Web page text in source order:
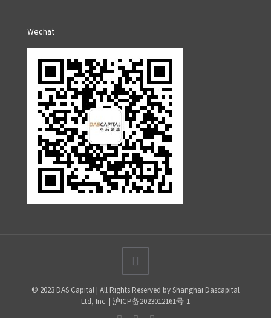
Wechat
© 2023 DAS Capital | All Rights Reserved by Shanghai Dascapital
Ltd, Inc. | 沪ICP备2023012161号-1